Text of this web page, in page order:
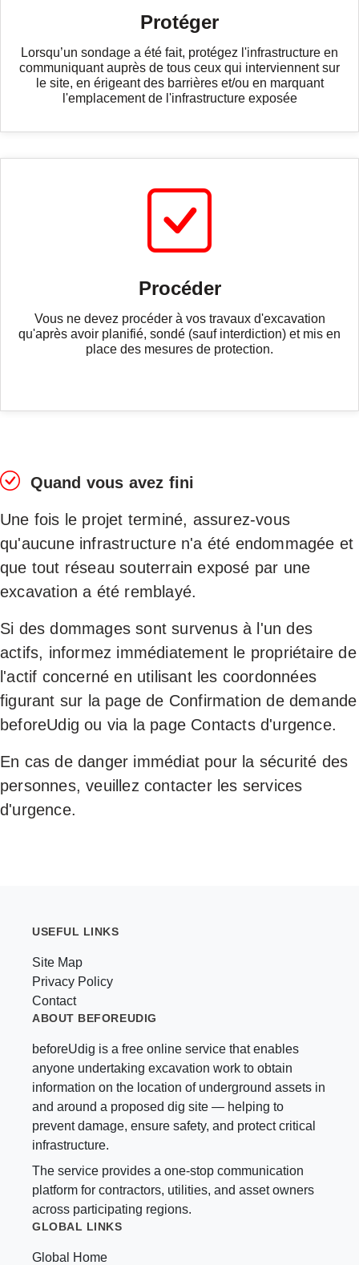
Protéger
Lorsqu’un sondage a été fait, protégez l'infrastructure en
communiquant auprès de tous ceux qui interviennent sur
le site, en érigeant des barrières et/ou en marquant
l'emplacement de l'infrastructure exposée
Procéder
Vous ne devez procéder à vos travaux d'excavation
qu'après avoir planifié, sondé (sauf interdiction) et mis en
place des mesures de protection.
Quand vous avez fini
Une fois le projet terminé, assurez-vous
qu'aucune infrastructure n'a été endommagée et
que tout réseau souterrain exposé par une
excavation a été remblayé.
Si des dommages sont survenus à l'un des
actifs, informez immédiatement le propriétaire de
l'actif concerné en utilisant les coordonnées
figurant sur la page de Confirmation de demande
beforeUdig ou via la page Contacts d'urgence.
En cas de danger immédiat pour la sécurité des
personnes, veuillez contacter les services
d'urgence.
USEFUL LINKS
Site Map
Privacy Policy
Contact
ABOUT BEFOREUDIG
beforeUdig is a free online service that enables
anyone undertaking excavation work to obtain
information on the location of underground assets in
and around a proposed dig site — helping to
prevent damage, ensure safety, and protect critical
infrastructure.
The service provides a one-stop communication
platform for contractors, utilities, and asset owners
across participating regions.
GLOBAL LINKS
Global Home